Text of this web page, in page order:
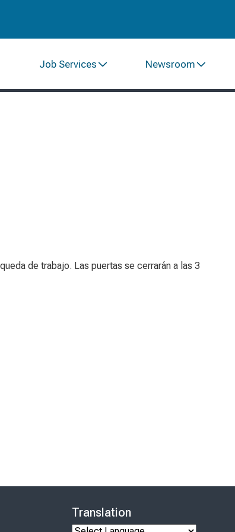
Job Services Newsroom
de trabajo. Las puertas se cerrarán a las 3
Translation